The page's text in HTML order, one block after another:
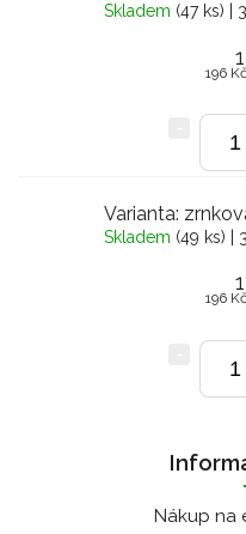
Skladem (47 ks) |
196
Varianta:
Skladem (49 ks) |
196
Nákup na